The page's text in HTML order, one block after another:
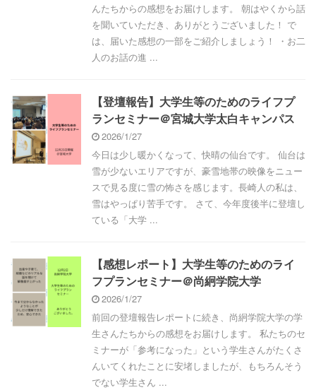
んたちからの感想をお届けします。 朝はやくから話
を聞いていただき、ありがとうございました！ で
は、届いた感想の一部をご紹介しましょう！ ・お二
人のお話の進 ...
【登壇報告】大学生等のためのライフプ
ランセミナー＠宮城大学太白キャンパス
2026/1/27
今日は少し暖かくなって、快晴の仙台です。 仙台は
雪が少ないエリアですが、豪雪地帯の映像をニュー
スで見る度に雪の怖さを感じます。長崎人の私は、
雪はやっぱり苦手です。 さて、今年度後半に登壇し
ている「大学 ...
【感想レポート】大学生等のためのライ
フプランセミナー＠尚絅学院大学
2026/1/27
前回の登壇報告レポートに続き、尚絅学院大学の学
生さんたちからの感想をお届けします。 私たちのセ
ミナーが「参考になった」という学生さんがたくさ
んいてくれたことに安堵しましたが、もちろんそう
でない学生さん ...